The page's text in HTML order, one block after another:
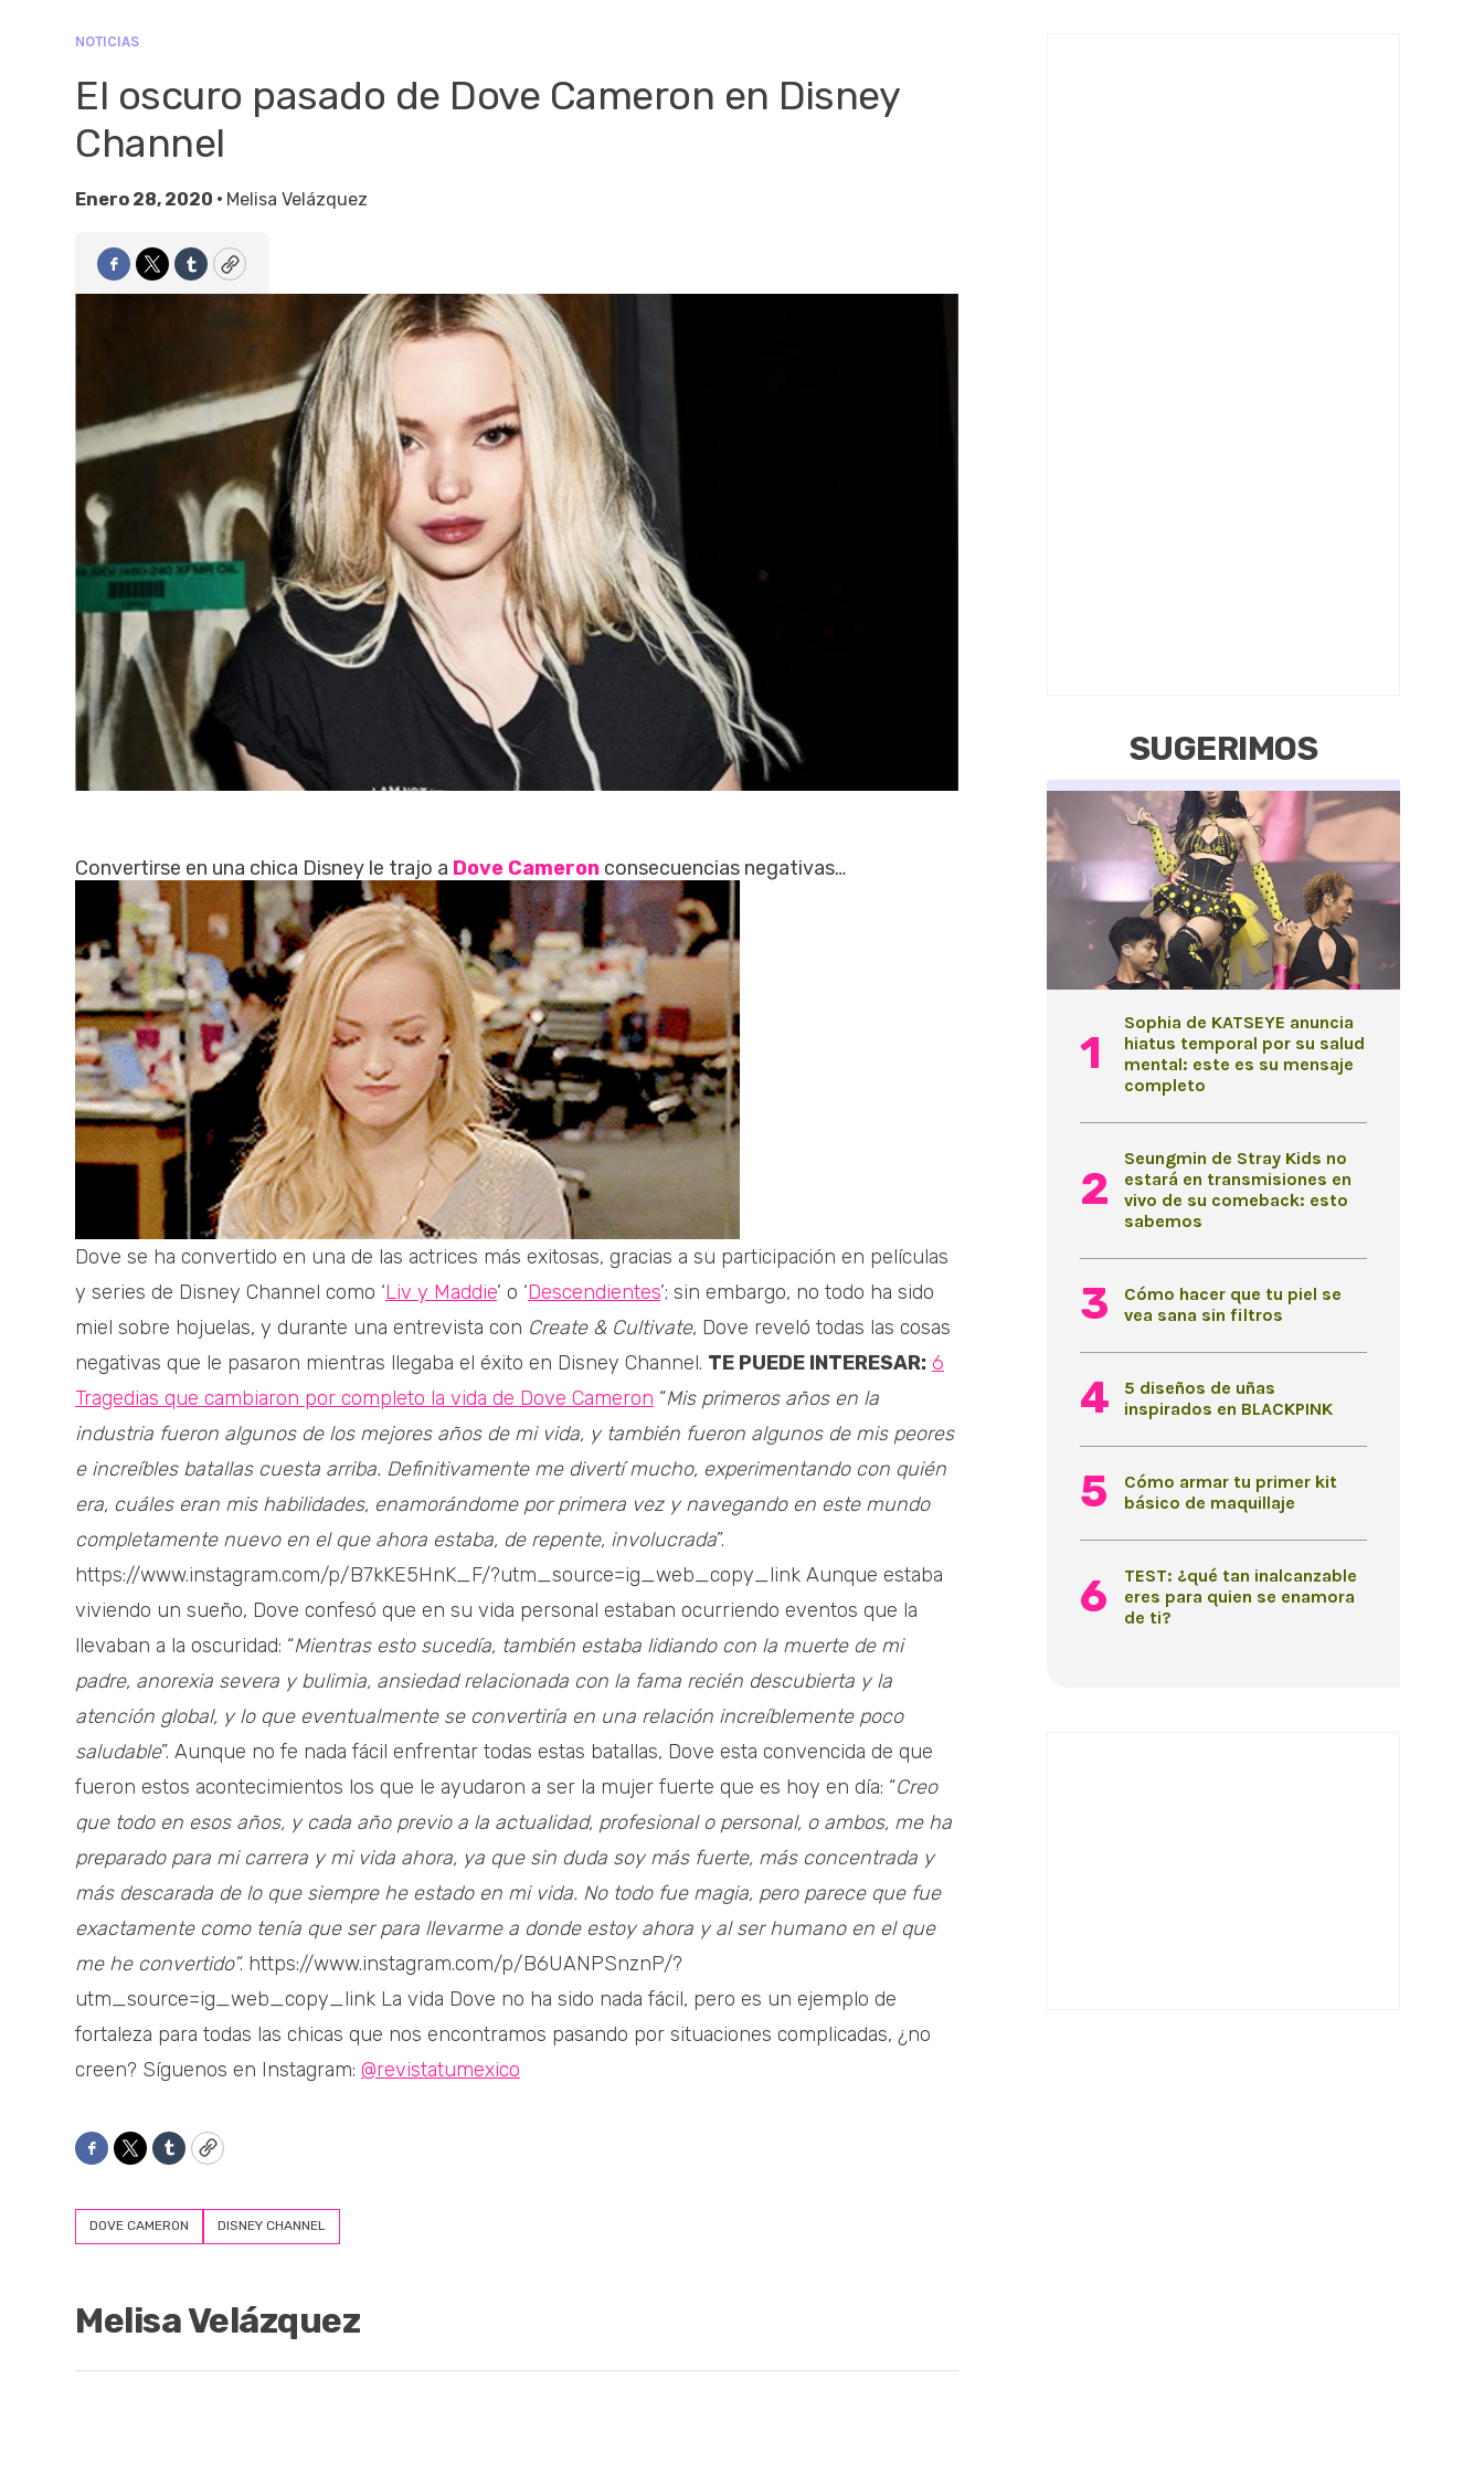
NOTICIAS
El oscuro pasado de Dove Cameron en Disney
Channel
Enero 28, 2020 • Melisa Velázquez
Facebook
TwitterTumblrCopy
Convertirse en una chica Disney le trajo a Dove Cameron consecuencias negativas…
Dove se ha convertido en una de las actrices más exitosas, gracias a su participación en películas
y series de Disney Channel como ‘Liv y Maddie’ o ‘Descendientes’; sin embargo, no todo ha sido
miel sobre hojuelas, y durante una entrevista con Create & Cultivate, Dove reveló todas las cosas
negativas que le pasaron mientras llegaba el éxito en Disney Channel. TE PUEDE INTERESAR: 6
Tragedias que cambiaron por completo la vida de Dove Cameron “Mis primeros años en la
industria fueron algunos de los mejores años de mi vida, y también fueron algunos de mis peores
e increíbles batallas cuesta arriba. Definitivamente me divertí mucho, experimentando con quién
era, cuáles eran mis habilidades, enamorándome por primera vez y navegando en este mundo
completamente nuevo en el que ahora estaba, de repente, involucrada”.
https://www.instagram.com/p/B7kKE5HnK_F/?utm_source=ig_web_copy_link Aunque estaba
viviendo un sueño, Dove confesó que en su vida personal estaban ocurriendo eventos que la
llevaban a la oscuridad: “Mientras esto sucedía, también estaba lidiando con la muerte de mi
padre, anorexia severa y bulimia, ansiedad relacionada con la fama recién descubierta y la
atención global, y lo que eventualmente se convertiría en una relación increíblemente poco
saludable”. Aunque no fe nada fácil enfrentar todas estas batallas, Dove esta convencida de que
fueron estos acontecimientos los que le ayudaron a ser la mujer fuerte que es hoy en día: “Creo
que todo en esos años, y cada año previo a la actualidad, profesional o personal, o ambos, me ha
preparado para mi carrera y mi vida ahora, ya que sin duda soy más fuerte, más concentrada y
más descarada de lo que siempre he estado en mi vida. No todo fue magia, pero parece que fue
exactamente como tenía que ser para llevarme a donde estoy ahora y al ser humano en el que
me he convertido”. https://www.instagram.com/p/B6UANPSnznP/?
utm_source=ig_web_copy_link La vida Dove no ha sido nada fácil, pero es un ejemplo de
fortaleza para todas las chicas que nos encontramos pasando por situaciones complicadas, ¿no
creen? Síguenos en Instagram: @revistatumexico
Facebook
TwitterTumblrCopy
DOVE CAMERON DISNEY CHANNEL
Melisa Velázquez
SUGERIMOS
Sophia de KATSEYE anuncia
hiatus temporal por su salud
mental: este es su mensaje
completo
Seungmin de Stray Kids no
estará en transmisiones en
vivo de su comeback: esto
sabemos
Cómo hacer que tu piel se
vea sana sin filtros
5 diseños de uñas
inspirados en BLACKPINK
Cómo armar tu primer kit
básico de maquillaje
TEST: ¿qué tan inalcanzable
eres para quien se enamora
de ti?